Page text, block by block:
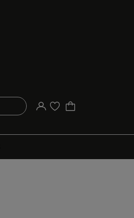
Votre compte
Liste d'achat